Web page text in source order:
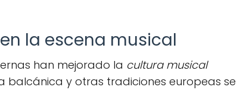
la escena musical
han mejorado la cultura musical
balcánica y otras tradiciones europeas se